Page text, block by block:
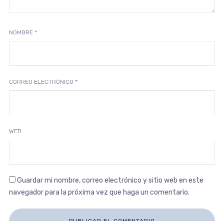
NOMBRE *
CORREO ELECTRÓNICO *
WEB
Guardar mi nombre, correo electrónico y sitio web en este
navegador para la próxima vez que haga un comentario.